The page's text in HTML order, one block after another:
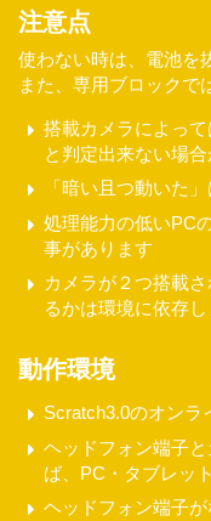
注意点
使わない時は、電池を
また、専用ブロックで
搭載カメラによって
と判定出来ない場合
「暗い且つ動いた
処理能力の低いPC
事があります
カメラが２つ搭載
るかは環境に依存し
動作環境
Scratch3.0のオンラ
ヘッドフォン端子
ば、PC・タブレッ
ヘッドフォン端子